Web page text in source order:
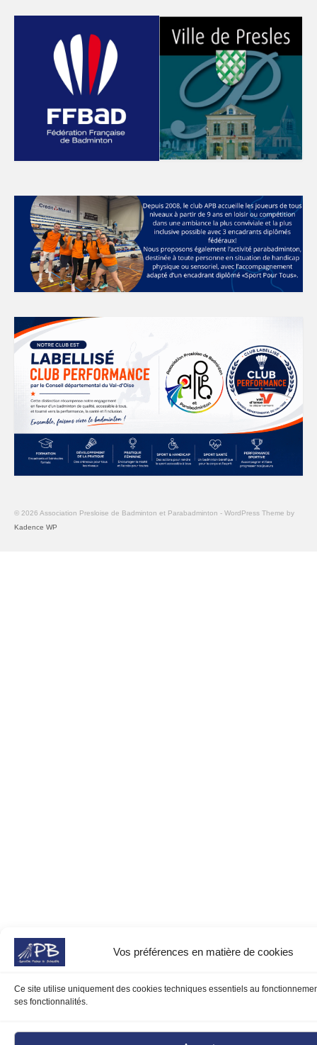
Vos préférences en matière de cookies
Ce site utilise uniquement des cookies techniques essentiels au
ses fonctionnalités.
© 2026 Association Presloise de Badminton et Parabadminton - WordPress Theme by
Kadence WP